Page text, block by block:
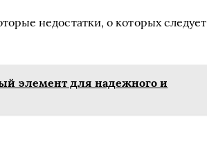
недостатки, о которых следует
элемент для надежного и